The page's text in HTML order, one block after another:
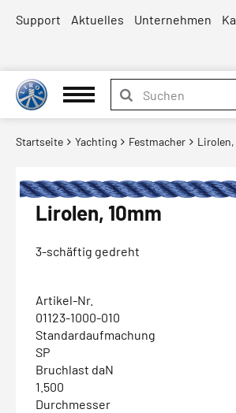
Support Aktuelles Unternehmen
Startseite Yachting Festmacher Lirolen,
Lirolen, 10mm
3-schäftig gedreht
Artikel-Nr.
01123-1000-010
Standardaufmachung
SP
Bruchlast daN
1.500
Durchmesser